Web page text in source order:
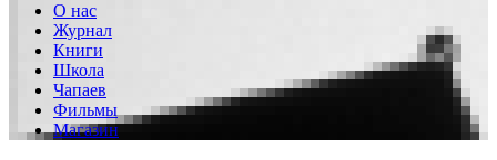
О нас
Журнал
Книги
Школа
Чапаев
Фильмы
Магазин